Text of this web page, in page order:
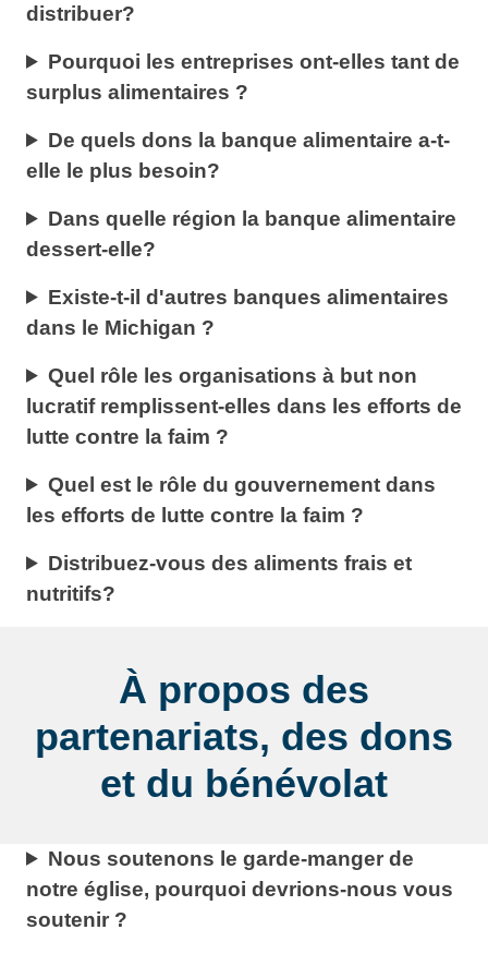
distribuer?
Pourquoi les entreprises ont-elles tant de
surplus alimentaires ?
De quels dons la banque alimentaire a-t-
elle le plus besoin?
Dans quelle région la banque alimentaire
dessert-elle?
Existe-t-il d'autres banques alimentaires
dans le Michigan ?
Quel rôle les organisations à but non
lucratif remplissent-elles dans les efforts de
lutte contre la faim ?
Quel est le rôle du gouvernement dans
les efforts de lutte contre la faim ?
Distribuez-vous des aliments frais et
nutritifs?
À propos des
partenariats, des dons
et du bénévolat
Nous soutenons le garde-manger de
notre église, pourquoi devrions-nous vous
soutenir ?